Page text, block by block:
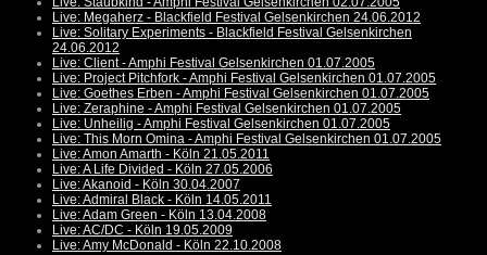
Live: Megaherz - Blackfield Festival Gelsenkirchen 24.06.2012
Live: Solitary Experiments - Blackfield Festival Gelsenkirchen
24.06.2012
Live: Client - Amphi Festival Gelsenkirchen 01.07.2005
Live: Project Pitchfork - Amphi Festival Gelsenkirchen 01.07.2005
Live: Goethes Erben - Amphi Festival Gelsenkirchen 01.07.2005
Live: Zeraphine - Amphi Festival Gelsenkirchen 01.07.2005
Live: Unheilig - Amphi Festival Gelsenkirchen 01.07.2005
Live: This Morn Omina - Amphi Festival Gelsenkirchen 01.07.2005
Live: Amon Amarth - Köln 21.05.2011
Live: A Life Divided - Köln 27.05.2006
Live: Akanoid - Köln 30.04.2007
Live: Admiral Black - Köln 14.05.2011
Live: Adam Green - Köln 13.04.2008
Live: AC/DC - Köln 19.05.2009
Live: Amy McDonald - Köln 22.10.2008